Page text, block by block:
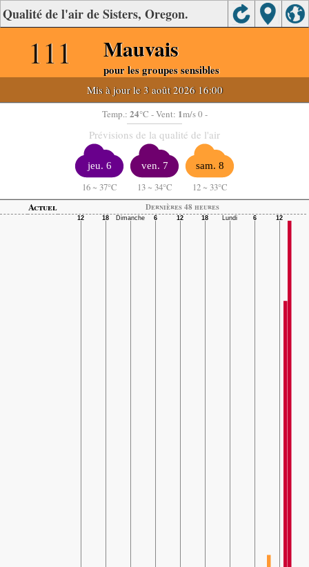
Qualité de l'air de Sisters, Oregon.
111 Mauvais
pour les groupes sensibles
Mis à jour le 3 août 2026 16:00
Temp.: 24°C - Vent: 1m/s 0 -
Prévisions de la qualité de l'air
jeu. 6
16 ~ 37°C
ven. 7
13 ~ 34°C
sam. 8
12 ~ 33°C
Actuel
Dernières 48 heures